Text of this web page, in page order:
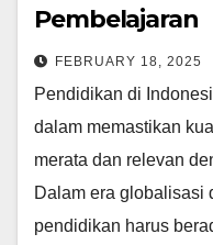
Pembelajaran
FEBRUARY 18, 2025
Pendidikan di
dalam memastikan
merata dan relevan
Dalam era globalisasi
pendidikan harus